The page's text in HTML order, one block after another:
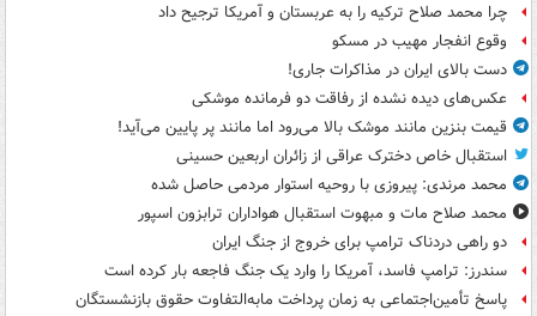
چرا محمد صلاح ترکیه را به عربستان و آمریکا ترجیح داد
وقوع انفجار مهیب در مسکو
دست بالای ایران در مذاکرات جاری!
عکس‌های دیده نشده از رفاقت دو فرمانده‌ موشکی
قیمت بنزین مانند موشک بالا می‌رود اما مانند پر پایین می‌آید!
استقبال خاص دخترک عراقی از زائران اربعین حسینی
محمد مرندی: پیروزی با روحیه استوار مردمی حاصل شده
محمد صلاح مات و مبهوت استقبال هواداران ترابزون اسپور
دو راهی دردناک ترامپ برای خروج از جنگ ایران
سندرز: ترامپ فاسد، آمریکا را وارد یک جنگ فاجعه بار کرده است
پاسخ تأمین‌اجتماعی به زمان پرداخت مابه‌التفاوت حقوق بازنشستگان